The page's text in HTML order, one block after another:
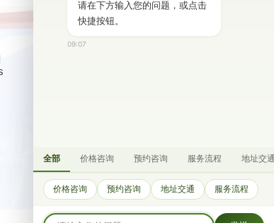
扫一扫关注我们
请在下方输入您的问题，或点击
快捷按钮。
09:07
全部 价格咨询 预约咨询 服务流程 地址交
价格咨询 预约咨询 地址交通 服务流程